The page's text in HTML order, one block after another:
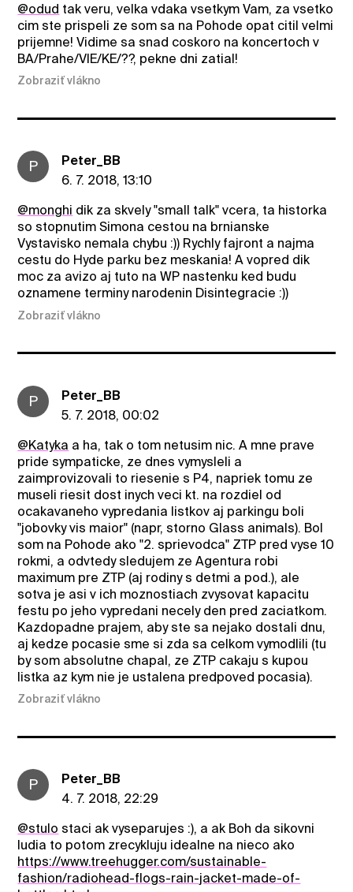
@odud tak veru, velka vdaka vsetkym Vam, za vsetko
cim ste prispeli ze som sa na Pohode opat citil velmi
prijemne! Vidime sa snad coskoro na koncertoch v
BA/Prahe/VIE/KE/??, pekne dni zatial!
Zobraziť vlákno
P
Peter_BB
6. 7. 2018, 13:10
@monghi dik za skvely "small talk" vcera, ta historka
so stopnutim Simona cestou na brnianske
Vystavisko nemala chybu :)) Rychly fajront a najma
cestu do Hyde parku bez meskania! A vopred dik
moc za avizo aj tuto na WP nastenku ked budu
oznamene terminy narodenin Disintegracie :))
Zobraziť vlákno
P
Peter_BB
5. 7. 2018, 00:02
@Katyka a ha, tak o tom netusim nic. A mne prave
pride sympaticke, ze dnes vymysleli a
zaimprovizovali to riesenie s P4, napriek tomu ze
museli riesit dost inych veci kt. na rozdiel od
ocakavaneho vypredania listkov aj parkingu boli
"jobovky vis maior" (napr, storno Glass animals). Bol
som na Pohode ako "2. sprievodca" ZTP pred vyse 10
rokmi, a odvtedy sledujem ze Agentura robi
maximum pre ZTP (aj rodiny s detmi a pod.), ale
sotva je asi v ich moznostiach zvysovat kapacitu
festu po jeho vypredani necely den pred zaciatkom.
Kazdopadne prajem, aby ste sa nejako dostali dnu,
aj kedze pocasie sme si zda sa celkom vymodlili (tu
by som absolutne chapal, ze ZTP cakaju s kupou
listka az kym nie je ustalena predpoved pocasia).
Zobraziť vlákno
P
Peter_BB
4. 7. 2018, 22:29
@stulo staci ak vyseparujes :), a ak Boh da sikovni
ludia to potom zrecykluju idealne na nieco ako
https://www.treehugger.com/sustainable-
fashion/radiohead-flogs-rain-jacket-made-of-